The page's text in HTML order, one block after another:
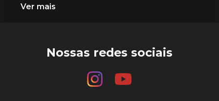
Ver mais
Nossas redes sociais